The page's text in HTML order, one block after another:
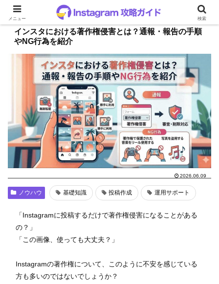
インスタにおける著作権侵害とは？通報・報告の手順
やNG行為を紹介
2026.06.09
ノウハウ 基礎知識 投稿作成 運用サポート
「Instagramに投稿するだけで著作権侵害になることがある
の？」
「この画像、使っても大丈夫？」
Instagramの著作権について、このように不安を感じている
方も多いのではないでしょうか？
メニュー 検索